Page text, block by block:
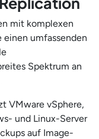
mit komplexen
umfassenden
Spektrum an
VMware vSphere,
und Linux-Server
auf Image-